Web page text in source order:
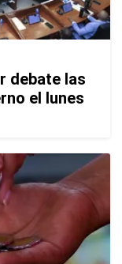
debate las
el lunes